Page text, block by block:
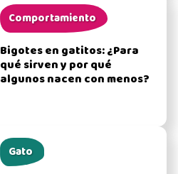
Comportamiento
Bigotes en gatitos: ¿Para
qué sirven y por qué
algunos nacen con menos?
Gato